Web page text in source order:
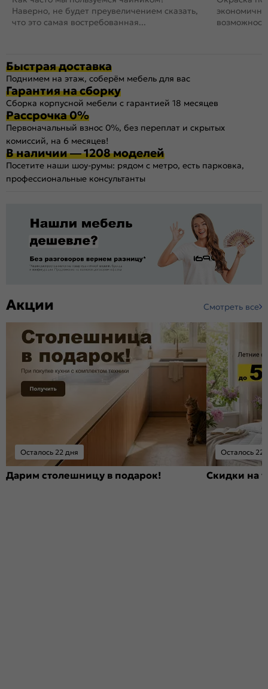
Наверно, не будет преувеличением сказать,
что это самая востребованная...
Быстрая доставка
Поднимем на этаж, соберём мебель для вас
Гарантия на сборку
Сборка корпусной мебели с гарантией 18 месяцев
Рассрочка 0%
Первоначальный взнос 0%, без переплат и скрытых
комиссий, на 6 месяцев!
В наличии — 1208 моделей
Посетите наши шоу-румы: рядом с метро, есть парковка,
профессиональные консультанты
Акции Смотреть все
Осталось 22 дня
Дарим столешницу в подарок!
Осталось 22
Скидки на